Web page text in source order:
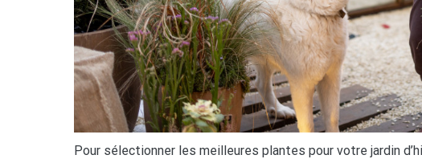
Pour sélectionner les meilleures plantes pour votre jardin